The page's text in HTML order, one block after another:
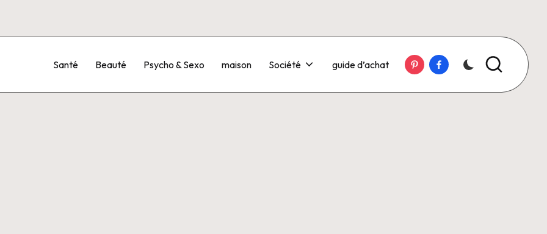
Santé Beauté Psycho & Sexo maison Société guide d’achat PinterestFacebook